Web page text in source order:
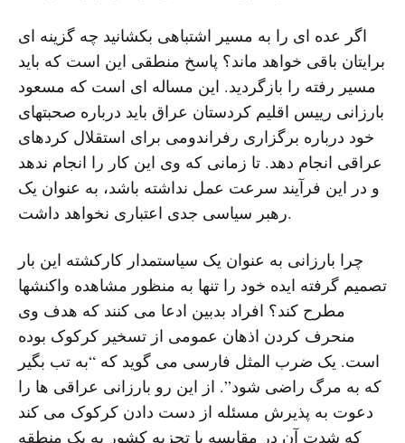
اگر عده ای را به مسیر اشتباهی بکشانید چه گزینه ای
برایتان باقی خواهد ماند؟ پاسخ منطقی این است که باید
مسیر رفته را بازگردید. این مساله ای است که مسعود
بارزانی رییس اقلیم کردستان عراق باید درباره صحبتهای
خود درباره برگزاری رفراندومی برای استقلال کردهای
عراقی انجام دهد. تا زمانی که وی این کار را انجام ندهد
و در این فرآیند سرعت عمل نداشته باشد، به عنوان یک
رهبر سیاسی جدی اعتباری نخواهد داشت.
چرا بارزانی به عنوان یک سیاستمدار کارکشته این بار
تصمیم گرفته ایده خود را تنها به منظور مشاهده واکنشها
مطرح کند؟ افراد بدبین ادعا می کنند که هدف وی
منحرف کردن اذهان عمومی از تسخیر کرکوک بوده
است. یک ضرب المثل فارسی می گوید که “به تب بگیر
که به مرگ راضی شود”. از این رو بارزانی عراقی ها را
دعوت به پذیرش مسئله از دست دادن کرکوک می کند
که شدت آن در مقایسه با تجزیه کشور به یک منطقه